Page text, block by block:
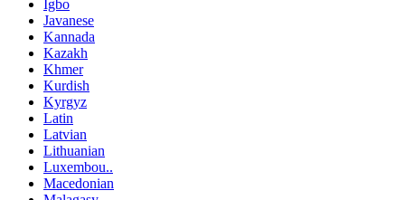
Igbo
Javanese
Kannada
Kazakh
Khmer
Kurdish
Kyrgyz
Latin
Latvian
Lithuanian
Luxembou..
Macedonian